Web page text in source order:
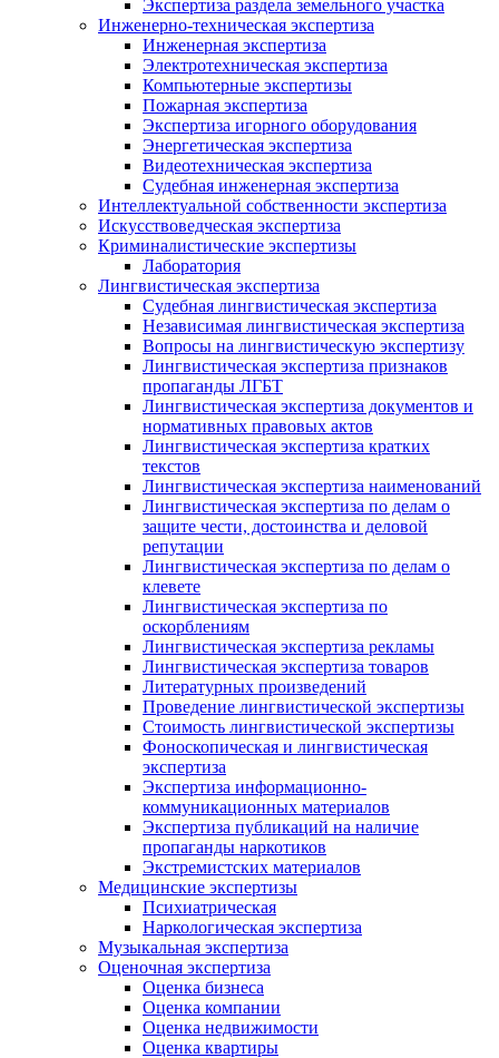
Экспертиза раздела земельного участка
Инженерно-техническая экспертиза
Инженерная экспертиза
Электротехническая экспертиза
Компьютерные экспертизы
Пожарная экспертиза
Экспертиза игорного оборудования
Энергетическая экспертиза
Видеотехническая экспертиза
Судебная инженерная экспертиза
Интеллектуальной собственности экспертиза
Искусствоведческая экспертиза
Криминалистические экспертизы
Лаборатория
Лингвистическая экспертиза
Судебная лингвистическая экспертиза
Независимая лингвистическая экспертиза
Вопросы на лингвистическую экспертизу
Лингвистическая экспертиза признаков
пропаганды ЛГБТ
Лингвистическая экспертиза документов и
нормативных правовых актов
Лингвистическая экспертиза кратких
текстов
Лингвистическая экспертиза наименований
Лингвистическая экспертиза по делам о
защите чести, достоинства и деловой
репутации
Лингвистическая экспертиза по делам о
клевете
Лингвистическая экспертиза по
оскорблениям
Лингвистическая экспертиза рекламы
Лингвистическая экспертиза товаров
Литературных произведений
Проведение лингвистической экспертизы
Стоимость лингвистической экспертизы
Фоноскопическая и лингвистическая
экспертиза
Экспертиза информационно-
коммуникационных материалов
Экспертиза публикаций на наличие
пропаганды наркотиков
Экстремистских материалов
Медицинские экспертизы
Психиатрическая
Наркологическая экспертиза
Музыкальная экспертиза
Оценочная экспертиза
Оценка бизнеса
Оценка компании
Оценка недвижимости
Оценка квартиры